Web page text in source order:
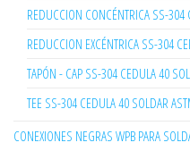
REDUCCION CONCÉNTRICA SS-304
REDUCCION EXCÉNTRICA SS-304
TAPÓN - CAP SS-304 CEDULA 40
TEE SS-304 CEDULA 40 SOLDAR
CONEXIONES NEGRAS WPB PARA